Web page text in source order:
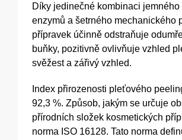
Díky jedinečné kombinaci
enzymů a šetrného mechanického
přípravek účinně odstraňuje
buňky, pozitivně ovlivňuje vzhled
svěžest a zářivý vzhled.
Index přirozenosti pleťového
92,3 %. Způsob, jakým se určuje
přírodních složek kosmetických
norma ISO 16128. Tato norma